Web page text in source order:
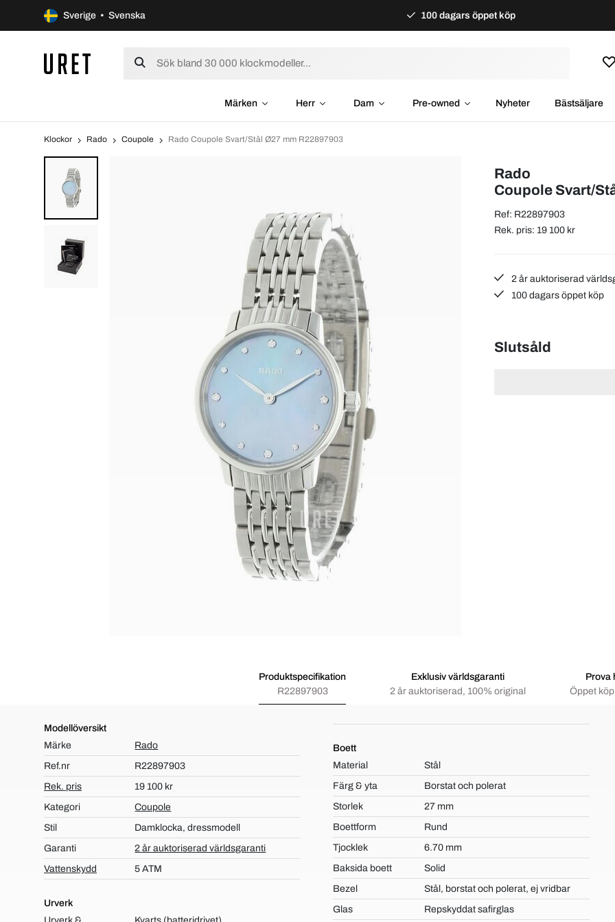
Sverige • Svenska 100 dagars öppet köp
Märken Herr Dam Pre-owned Nyheter Bästsäljare
Klockor Rado Coupole Rado Coupole Svart/Stål Ø27 mm R22897903
Rado
Coupole Svart/
Ref: R22897903
Rek. pris: 19 100 kr
2 år auktoriserad
100 dagars öppet köp
Slutsåld
Produktspecifikation
R22897903
Exklusiv världsgaranti
2 år auktoriserad, 100% original
Prova
Öppet
Modellöversikt
Märke
Rado
Ref.nr
R22897903
Rek. pris
19 100 kr
Kategori
Coupole
Stil
Damklocka, dressmodell
Garanti
2 år auktoriserad världsgaranti
Vattenskydd
5 ATM
Urverk
Boett
Material
Stål
Färg & yta
Borstat och polerat
Storlek
27 mm
Boettform
Rund
Tjocklek
6.70 mm
Baksida boett
Solid
Bezel
Stål, borstat och polerat, ej vridbar
Glas
Repskyddat safirglas